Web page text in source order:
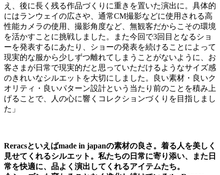
え、後に長く残る作品づくりに重きを置いた演出に。具体的
にはランウェイの広さや、通常CM撮影などに使用される高
性能カメラの使用、撮影角度など、無観客だからこその環境
を活かすことに挑戦しました。また今回で3回目となるショ
ーを発表するにあたり、ショーの発表を続けることによって
現実的な服から少しずつ離れてしまうことがないように、お
客さまが日常で現実的だと思っていただけるようなサイズ感
のきれいなシルエットを大切にしました。良い素材・良いク
オリティ・良いパターン設計という当たり前のことを積み上
げることで、人の心に響くコレクションづくりを目指しまし
た」
Reracsといえばmade in japanの素材の良さ。着る人を美しく
見せてくれるシルエット。私たちの日常に寄り添い、また日
常を快適に、品よく演出してくれるアイテムたち。